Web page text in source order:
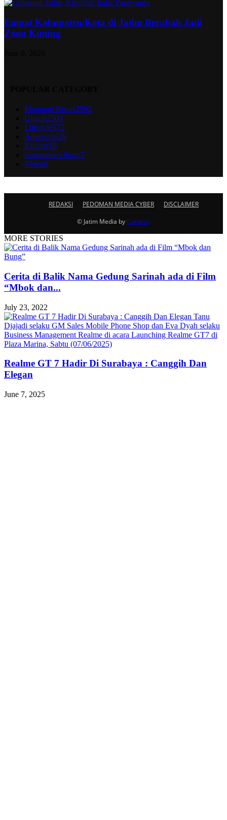
Empat Kabupaten/Kota di Jatim Berubah Jadi
Zona Kuning
Ekonomi Bisnis2592
Umum2500
Lifestyle572
Advetorial26
Kuliner16
Inspirations Story7
Video0
REDAKSI PEDOMAN MEDIA CYBER
DISCLAIMER
© Jatim Media byCakpras
MORE STORIES
Cerita di Balik Nama Gedung Sarinah ada di Film
“Mbok dan...
July 23, 2022
Realme GT 7 Hadir Di Surabaya : Canggih Dan
Elegan
June 7, 2025